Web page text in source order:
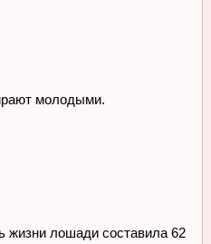
молодыми.
жизни лошади составила 62